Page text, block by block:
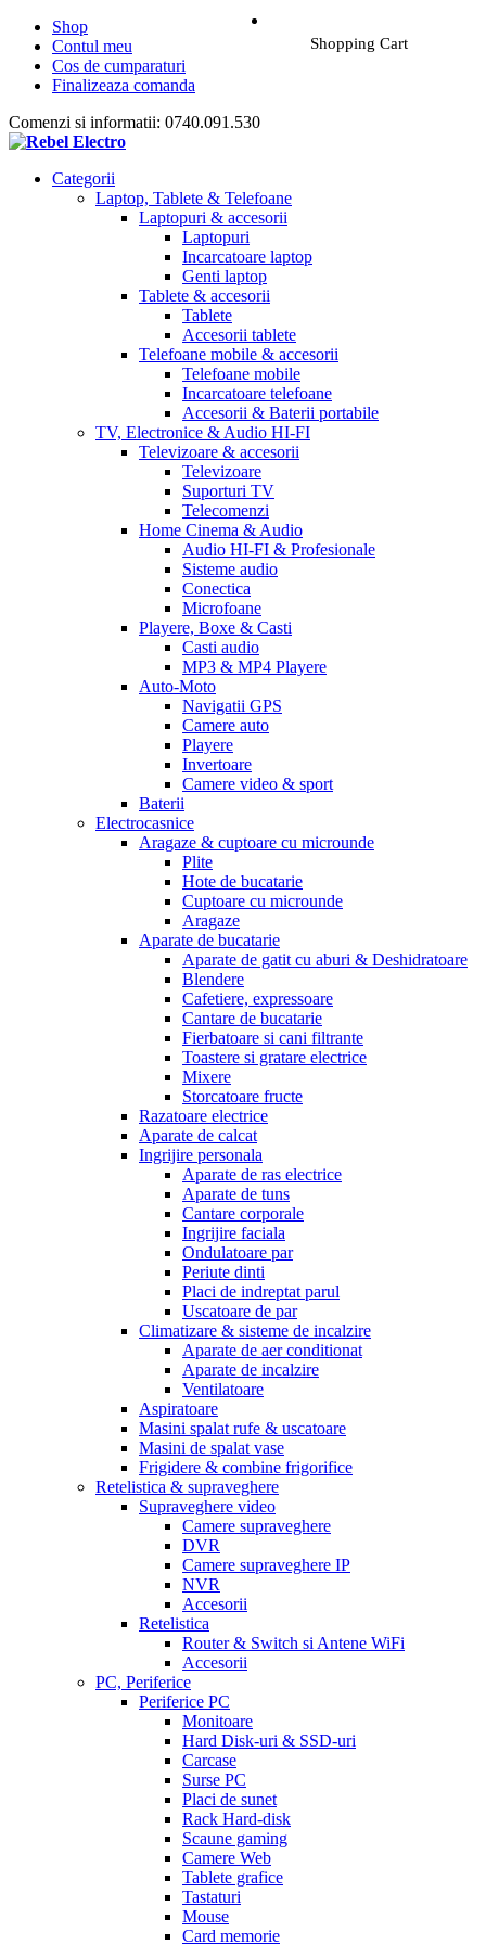
Shop
Contul meu
Cos de cumparaturi
Finalizeaza comanda
Comenzi si informatii: 0740.091.530
Categorii
Laptop, Tablete & Telefoane
Laptopuri & accesorii
Laptopuri
Incarcatoare laptop
Genti laptop
Tablete & accesorii
Tablete
Accesorii tablete
Telefoane mobile & accesorii
Telefoane mobile
Incarcatoare telefoane
Accesorii & Baterii portabile
TV, Electronice & Audio HI-FI
Televizoare & accesorii
Televizoare
Suporturi TV
Telecomenzi
Home Cinema & Audio
Audio HI-FI & Profesionale
Sisteme audio
Conectica
Microfoane
Playere, Boxe & Casti
Casti audio
MP3 & MP4 Playere
Auto-Moto
Navigatii GPS
Camere auto
Playere
Invertoare
Camere video & sport
Baterii
Electrocasnice
Aragaze & cuptoare cu microunde
Plite
Hote de bucatarie
Cuptoare cu microunde
Aragaze
Aparate de bucatarie
Aparate de gatit cu aburi & Deshidratoare
Blendere
Cafetiere, expressoare
Cantare de bucatarie
Fierbatoare si cani filtrante
Toastere si gratare electrice
Mixere
Storcatoare fructe
Razatoare electrice
Aparate de calcat
Ingrijire personala
Aparate de ras electrice
Aparate de tuns
Cantare corporale
Ingrijire faciala
Ondulatoare par
Periute dinti
Placi de indreptat parul
Uscatoare de par
Climatizare & sisteme de incalzire
Aparate de aer conditionat
Aparate de incalzire
Ventilatoare
Aspiratoare
Masini spalat rufe & uscatoare
Masini de spalat vase
Frigidere & combine frigorifice
Retelistica & supraveghere
Supraveghere video
Camere supraveghere
DVR
Camere supraveghere IP
NVR
Accesorii
Retelistica
Router & Switch si Antene WiFi
Accesorii
PC, Periferice
Periferice PC
Monitoare
Hard Disk-uri & SSD-uri
Carcase
Surse PC
Placi de sunet
Rack Hard-disk
Scaune gaming
Camere Web
Tablete grafice
Tastaturi
Mouse
Card memorie
Shopping Cart